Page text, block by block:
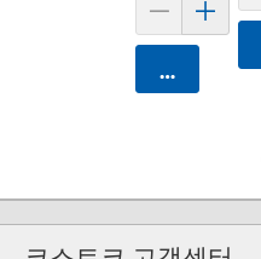
카트에 담기